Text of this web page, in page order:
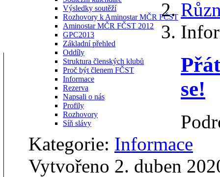
Výsledky soutěží
Rozhovory k Aminostar MČR FČST
Aminostar MČR FČST 2012
GPC2013
Základní přehled
Oddíly
Struktura členských klubů
Proč být členem FČST
Informace
Rezerva
Napsali o nás
Profily
Rozhovory
Síň slávy
se!
Kategorie: Informace
Vytvořeno 2. duben